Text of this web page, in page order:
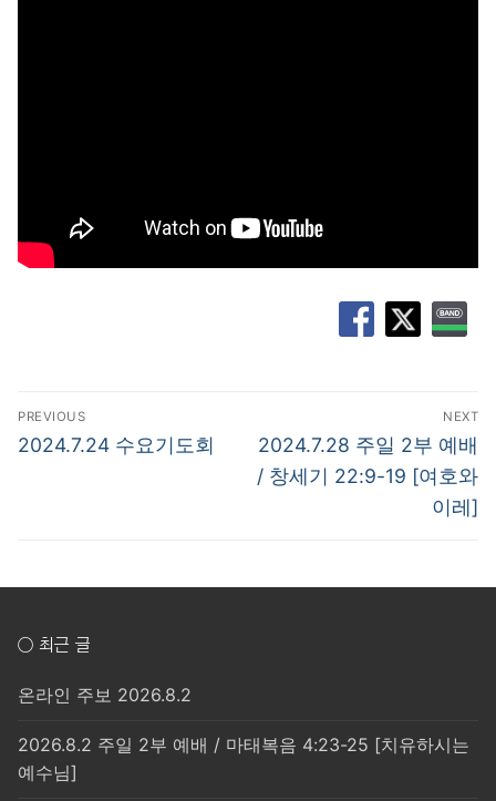
글
탐
PREVIOUS
Previous
2024.7.24 수요기도회
NEXT
Next
post:
2024.7.28 주일 2부 예배
/ 창세기 22:9-19 [여호와
이레]
○ 최근 글
온라인 주보 2026.8.2
2026.8.2 주일 2부 예배 / 마태복음 4:23-25 [치유하시는
예수님]